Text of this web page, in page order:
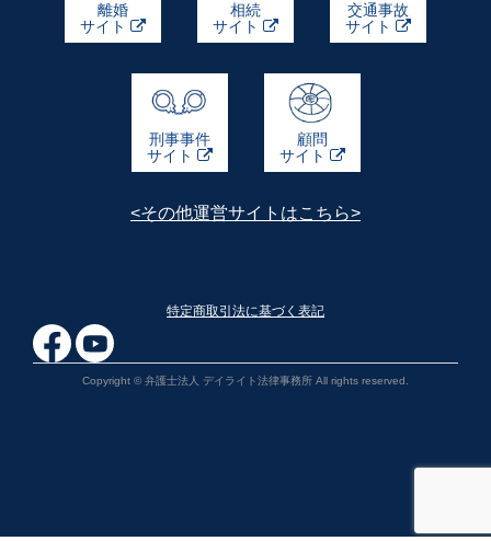
離婚
サイト
相続
サイト
交通事故
サイト
刑事事件
サイト
顧問
サイト
<その他運営サイトはこちら>
特定商取引法に基づく表記
Copyright © 弁護士法人 デイライト法律事務所 All rights reserved.